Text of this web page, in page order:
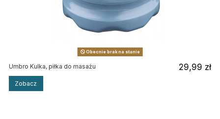
Obecnie brak na stanie
Umbro Kulka, piłka do masażu 29,99 zł
Zobacz